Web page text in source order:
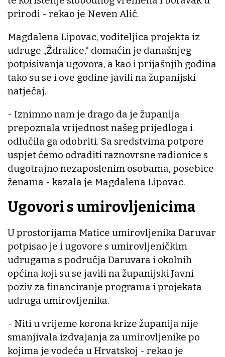
prirodi - rekao je Neven Alić.
Magdalena Lipovac, voditeljica projekta iz
udruge „Ždralice,“ domaćin je današnjeg
potpisivanja ugovora, a kao i prijašnjih godina
tako su se i ove godine javili na županijski
natječaj.
- Iznimno nam je drago da je županija
prepoznala vrijednost našeg prijedloga i
odlučila ga odobriti. Sa sredstvima potpore
uspjet ćemo odraditi raznovrsne radionice s
dugotrajno nezaposlenim osobama, posebice
ženama - kazala je Magdalena Lipovac.
Ugovori s umirovljenicima
U prostorijama Matice umirovljenika Daruvar
potpisao je i ugovore s umirovljeničkim
udrugama s područja Daruvara i okolnih
općina koji su se javili na županijski Javni
poziv za financiranje programa i projekata
udruga umirovljenika.
- Niti u vrijeme korona krize županija nije
smanjivala izdvajanja za umirovljenike po
kojima je vodeća u Hrvatskoj - rekao je